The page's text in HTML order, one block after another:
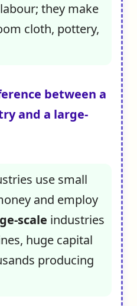
they make
cloth, pottery,
between a
and a large-
use small
and employ
scale industries
huge capital
producing